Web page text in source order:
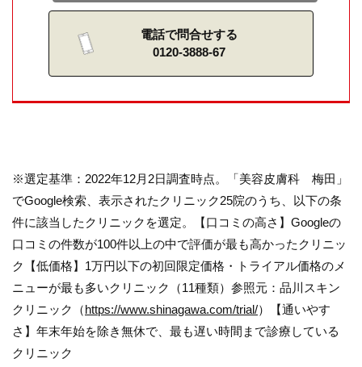
電話で問合せする
0120-3888-67
※選定基準：2022年12月2日調査時点。「美容皮膚科 梅田」
でGoogle検索、表示されたクリニック25院のうち、以下の条
件に該当したクリニックを選定。【口コミの高さ】Googleの
口コミの件数が100件以上の中で評価が最も高かったクリニッ
ク【低価格】1万円以下の初回限定価格・トライアル価格のメ
ニューが最も多いクリニック（11種類）参照元：品川スキン
クリニック（https://www.shinagawa.com/trial/）【通いやす
さ】年末年始を除き無休で、最も遅い時間まで診療している
クリニック